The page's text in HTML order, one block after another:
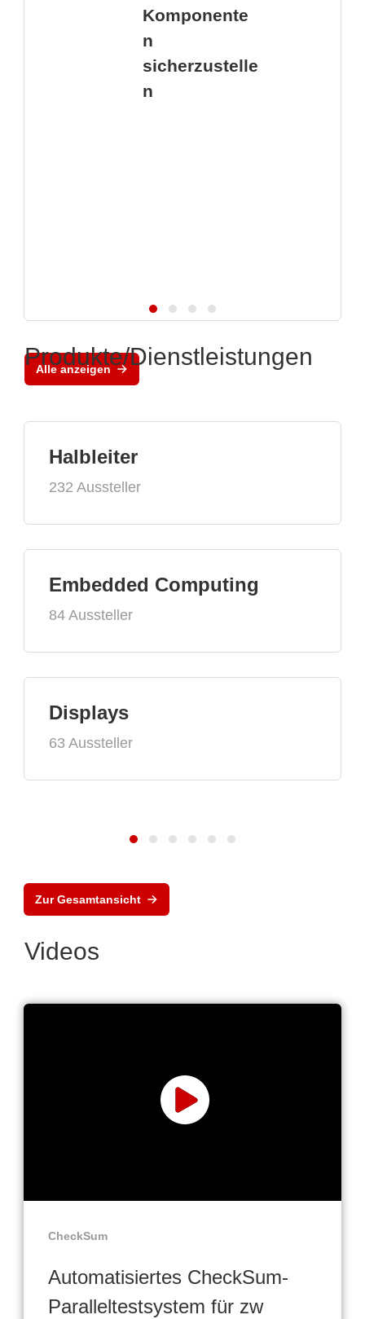
Komponente
n
sicherzustelle
n
Alle anzeigen
Produkte/Dienstleistungen
Halbleiter
232 Aussteller
Embedded Computing
84 Aussteller
Displays
63 Aussteller
Zur Gesamtansicht
Videos
CheckSum
Automatisiertes CheckSum-
Paralleltestsystem für zw